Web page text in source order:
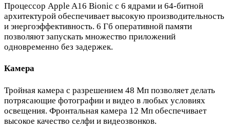
Процессор Apple A16 Bionic с 6 ядрами и 64-битной
архитектурой обеспечивает высокую производительность
и энергоэффективность. 6 Гб оперативной памяти
позволяют запускать множество приложений
одновременно без задержек.
Камера
Тройная камера с разрешением 48 Мп позволяет делать
потрясающие фотографии и видео в любых условиях
освещения. Фронтальная камера 12 Мп обеспечивает
высокое качество селфи и видеозвонков.